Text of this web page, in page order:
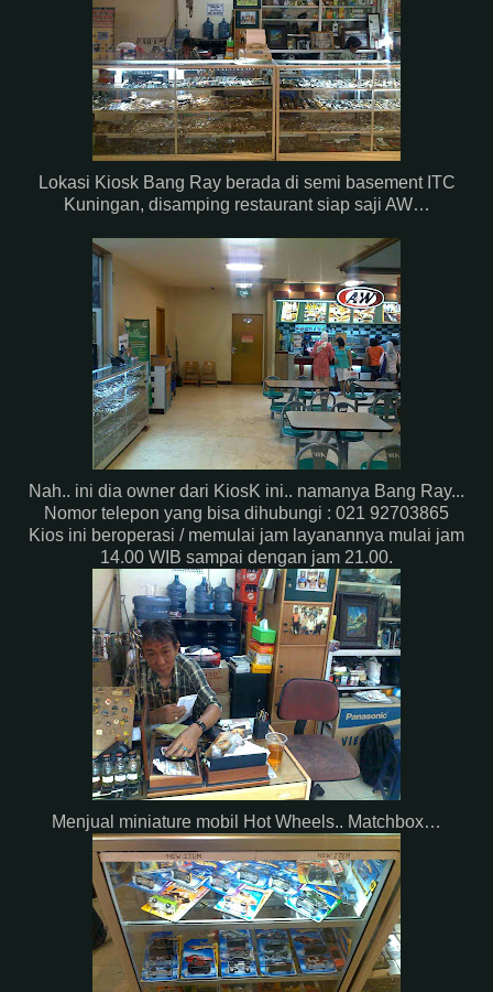
Lokasi Kiosk Bang Ray berada di semi basement ITC
Kuningan, disamping restaurant siap saji AW…
Nah.. ini dia owner dari KiosK ini.. namanya Bang Ray...
Nomor telepon yang bisa dihubungi : 021 92703865
Kios ini beroperasi / memulai jam layanannya mulai jam
14.00 WIB sampai dengan jam 21.00.
Menjual miniature mobil Hot Wheels.. Matchbox…